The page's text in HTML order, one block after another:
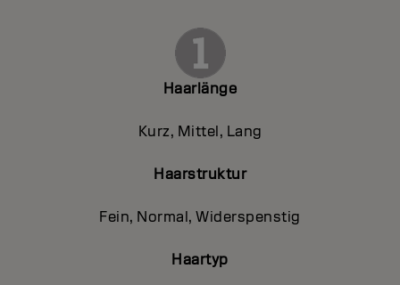
Haarlänge
Kurz, Mittel, Lang
Haarstruktur
Fein, Normal, Widerspenstig
Haartyp